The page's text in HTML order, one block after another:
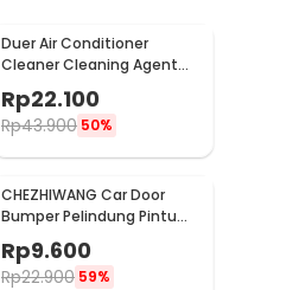
Duer Air Conditioner
Cleaner Cleaning Agent
Pembersih AC Rumah
500ml - QUY1640
Rp22.100
Rp43.900 50%
CHEZHIWANG Car Door
Bumper Pelindung Pintu
Mobil Anti Gores 8 PCS -
HT-001
Rp9.600
Rp22.900 59%